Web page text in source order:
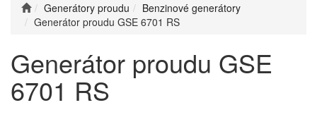
Generátory proudu
Benzinové generátory
Generátor proudu GSE 6701 RS
Generátor proudu GSE
6701 RS